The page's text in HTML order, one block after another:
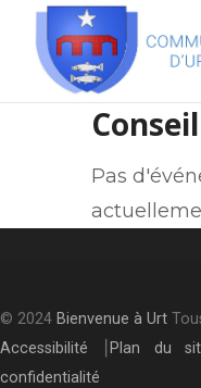
Pas
© 2024 Bienvenue à Urt
Accessibilité
Plan du
confidentialité